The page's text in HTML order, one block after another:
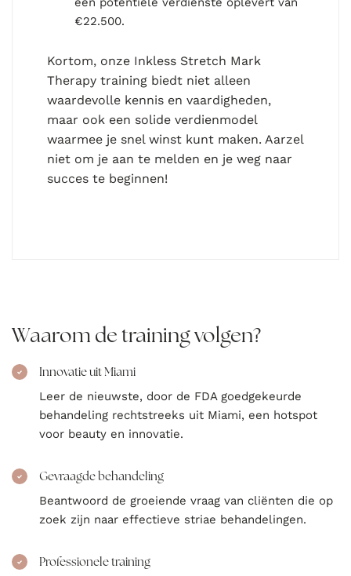
€22.500.
Kortom, onze Inkless Stretch Mark
Therapy training biedt niet alleen
waardevolle kennis en vaardigheden,
maar ook een solide verdienmodel
waarmee je snel winst kunt maken. Aarzel
niet om je aan te melden en je weg naar
succes te beginnen!
Waarom de training volgen?
Innovatie uit Miami
Leer de nieuwste, door de FDA goedgekeurde
behandeling rechtstreeks uit Miami, een hotspot
voor beauty en innovatie.
Gevraagde behandeling
Beantwoord de groeiende vraag van cliënten die op
zoek zijn naar effectieve striae behandelingen.
Professionele training